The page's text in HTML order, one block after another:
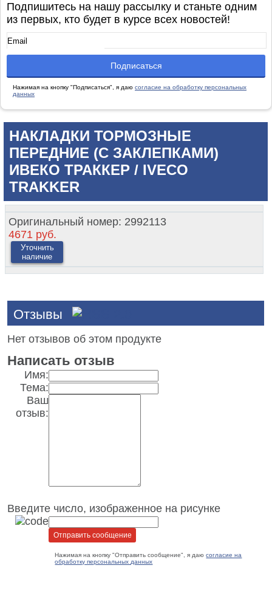
Подпишитесь на нашу рассылку и станьте одним
из первых, кто будет в курсе всех новостей!
Нажимая на кнопку "Подписаться", я даю согласие на обработку персональных
данных
НАКЛАДКИ ТОРМОЗНЫЕ
ПЕРЕДНИЕ (С ЗАКЛЕПКАМИ)
ИВЕКО ТРАККЕР / IVECO
TRAKKER
Оригинальный номер: 2992113
4671 руб.
Уточнить
наличие
Отзывы
Нет отзывов об этом продукте
Написать отзыв
Имя:
Тема:
Ваш
отзыв:
Введите число, изображенное на рисунке
Нажимая на кнопку "Отправить сообщение", я даюсогласие на
обработку персональных данных